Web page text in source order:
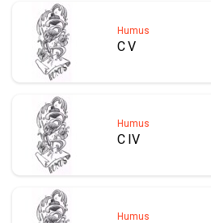
Humus
C V
Humus
C IV
Humus